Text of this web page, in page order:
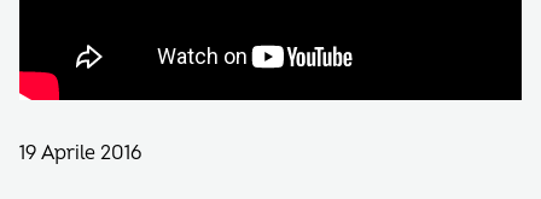
19 Aprile 2016